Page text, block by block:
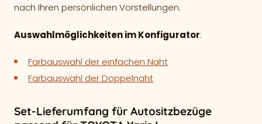
nach Ihren persönlichen Vorstellungen.
Auswahlmöglichkeiten im Konfigurator:
Farbauswahl der einfachen Naht
Farbauswahl der Doppelnaht
Set-Lieferumfang für Autositzbezüge